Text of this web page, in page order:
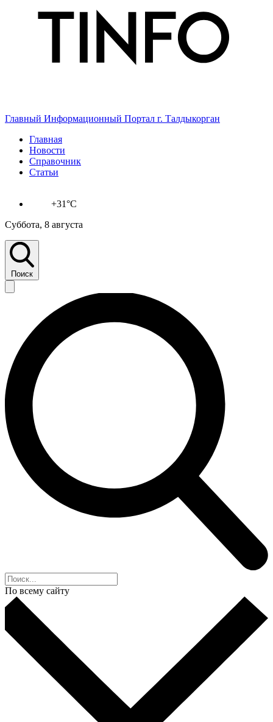
Главный Информационный Портал г. Талдыкорган
Главная
Новости
Справочник
Статьи
+31°C
Суббота, 8 августа
Поиск
По всему сайту